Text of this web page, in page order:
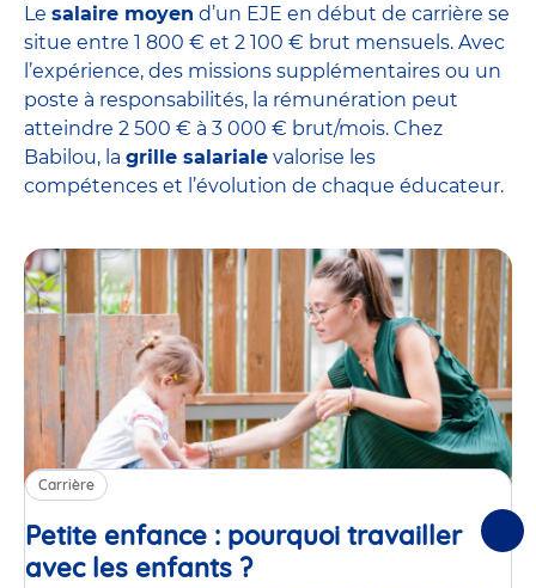
Le salaire moyen d’un EJE en début de carrière se
situe entre 1 800 € et 2 100 € brut mensuels. Avec
l’expérience, des missions supplémentaires ou un
poste à responsabilités, la rémunération peut
atteindre 2 500 € à 3 000 € brut/mois. Chez
Babilou, la grille salariale valorise les
compétences et l’évolution de chaque éducateur.
Carrière
Petite enfance : pourquoi travailler
avec les enfants ?Article